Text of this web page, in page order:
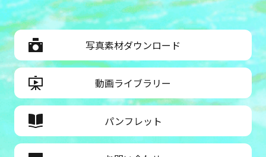
写真素材ダウンロード
動画ライブラリー
パンフレット